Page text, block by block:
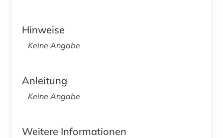
Hinweise
Keine Angabe
Anleitung
Keine Angabe
Weitere Informationen